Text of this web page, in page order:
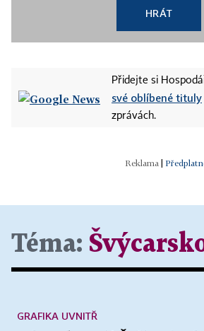
HRÁT
Přidejte si
své oblíbené tituly
zprávách.
Téma:
GRAFIKA UVNITŘ